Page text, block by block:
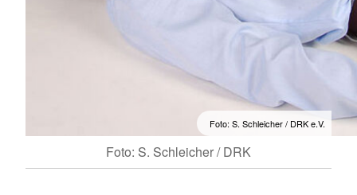
Foto: S. Schleicher / DRK e.V.
Foto: S. Schleicher / DRK